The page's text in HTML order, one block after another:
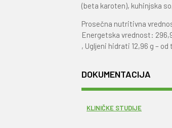
(beta karoten), kuhinjska
Prosečna nutritivna
Energetska vrednost:
, Ugljeni hidrati 12,96 g –
DOKUMENTACIJA
KLINIČKE STUDIJE